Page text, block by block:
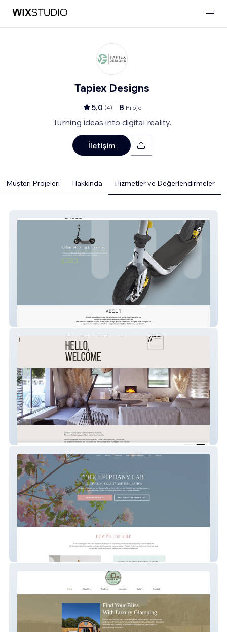
Tapiex Designs
5,0 (4) 8 Proje
Turning ideas into digital reality.
İletişim
Müşteri Projeleri Hakkında Hizmetler ve Değerlendirmeler
The Epiphany Lab